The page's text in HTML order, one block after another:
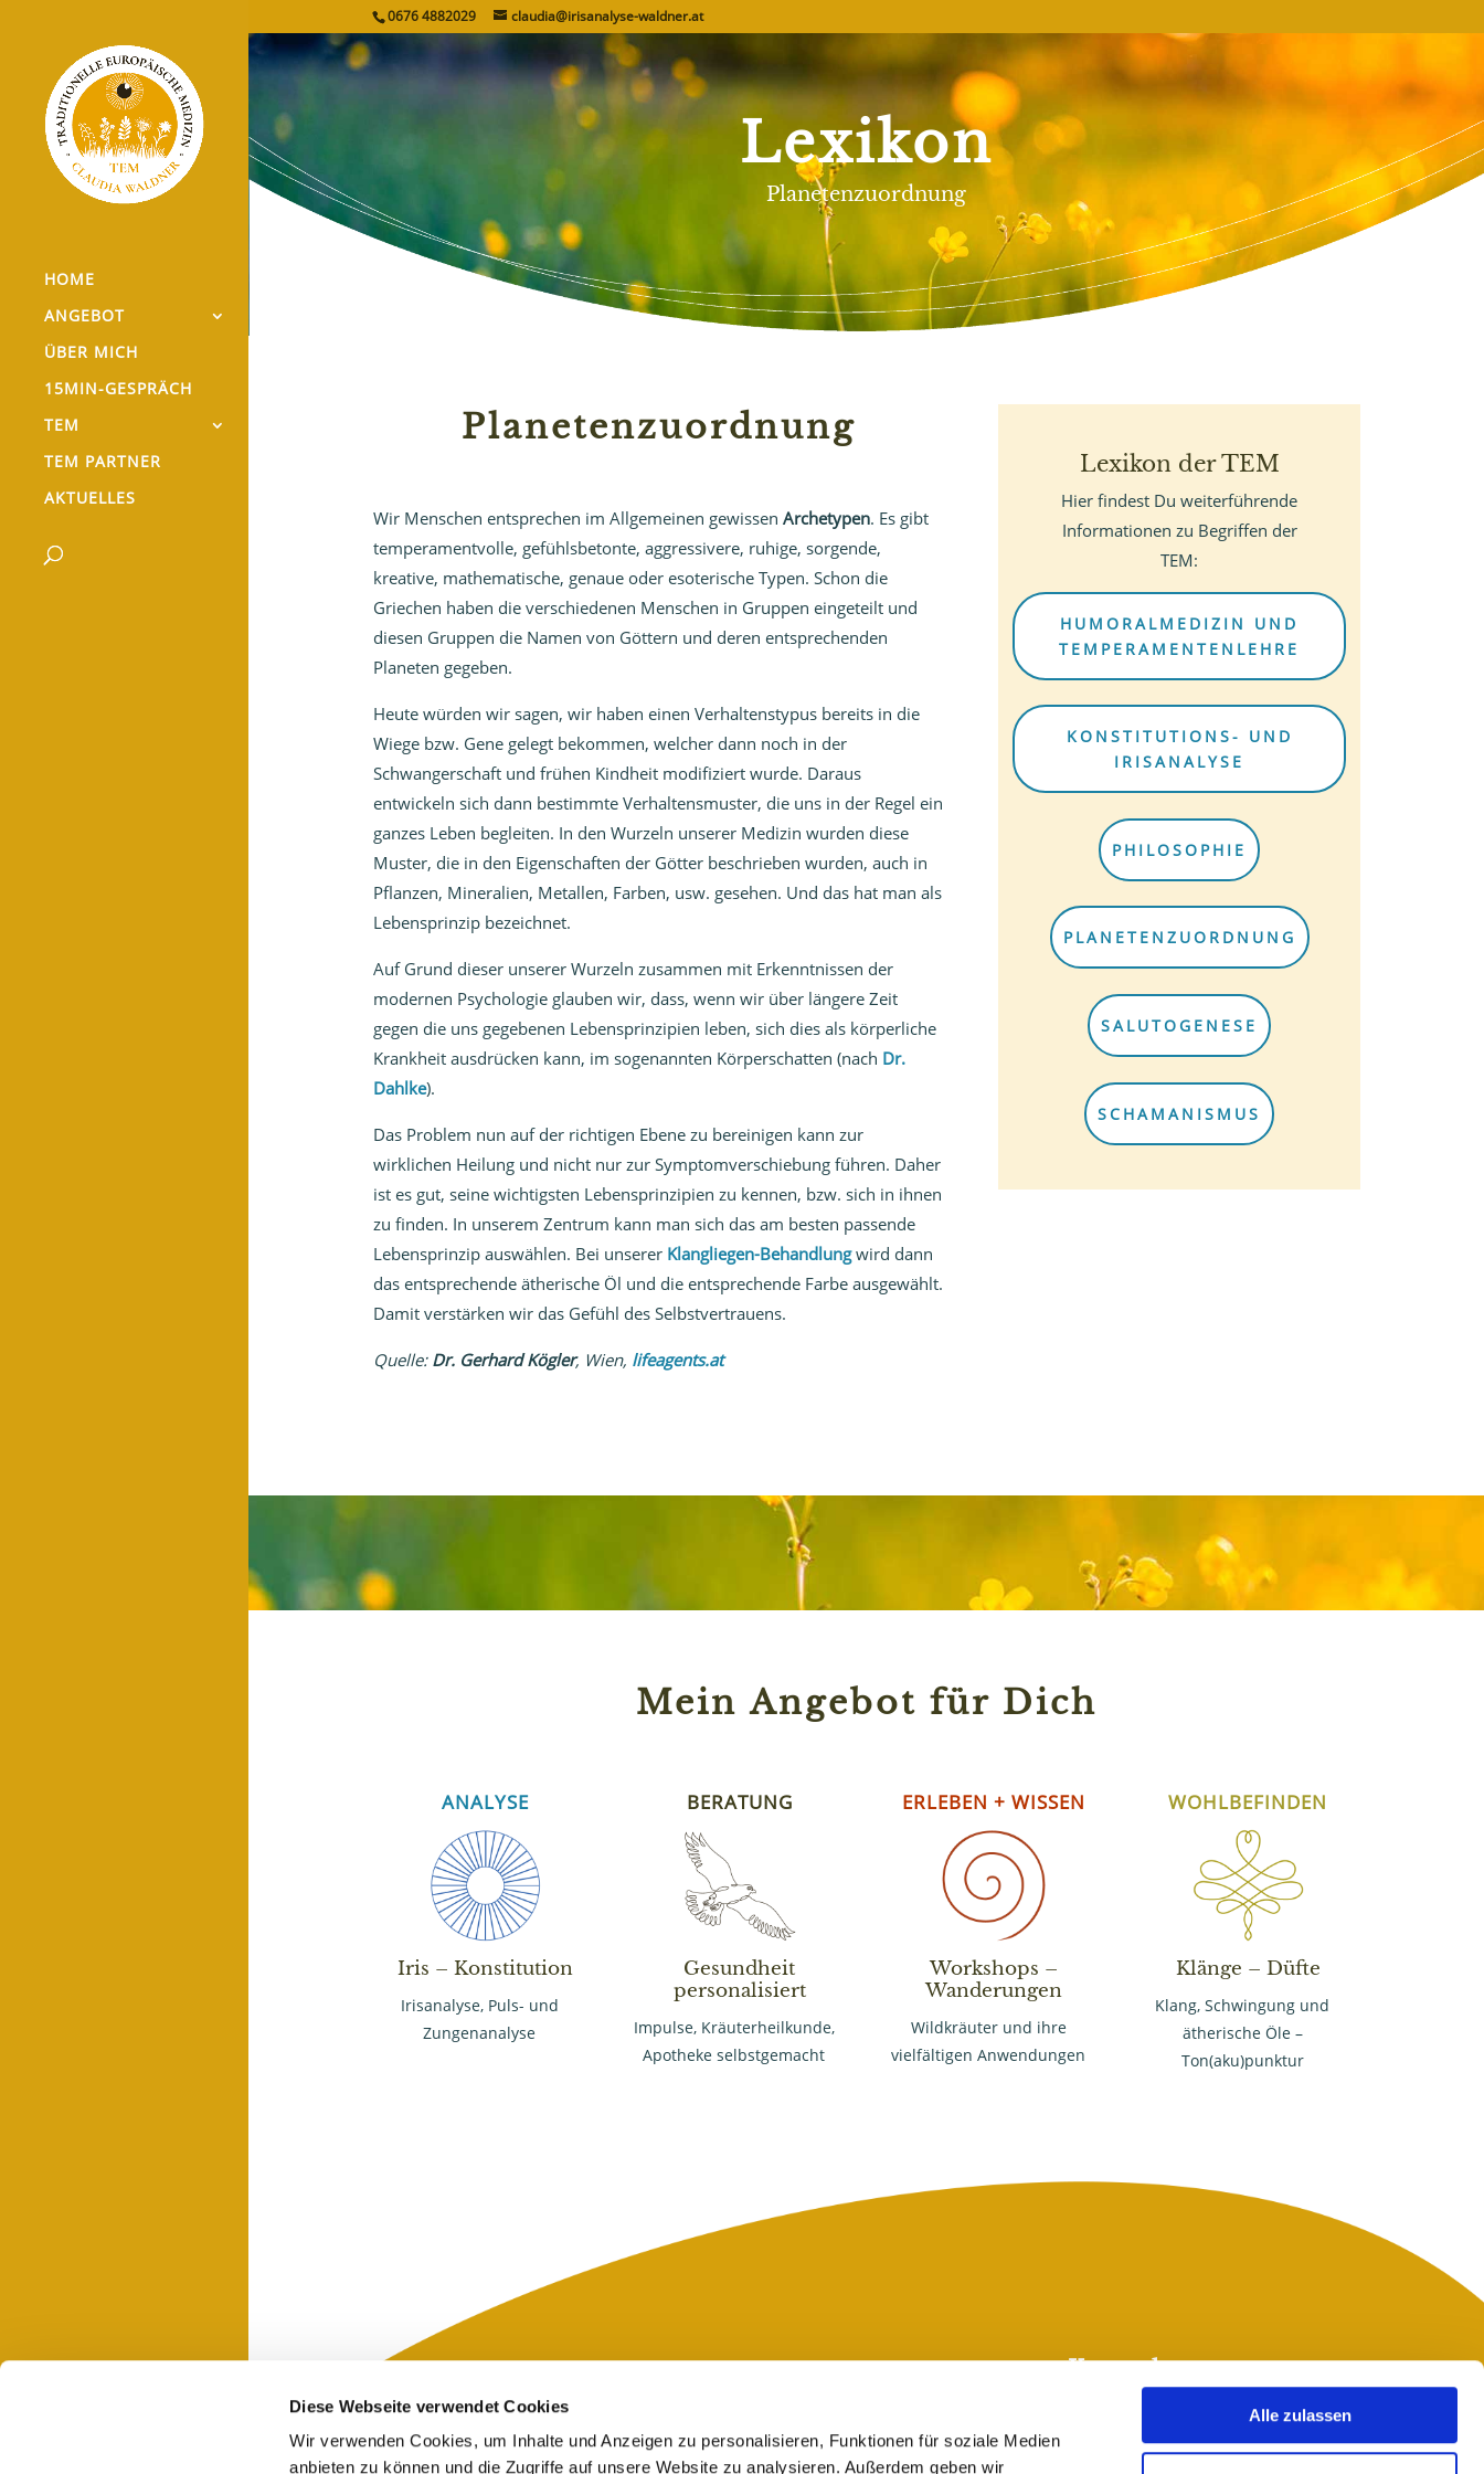
Diese Webseite verwendet Cookies
Wir verwenden Cookies, um Inhalte und Anzeigen zu personalisieren, Funktionen für soziale Medien
anbieten zu können und die Zugriffe auf unsere Website zu analysieren. Außerdem geben wir
Alle zulassen
0676 4882029 claudia@irisanalyse-waldner.at
HOME
ANGEBOT
ÜBER MICH
15MIN-GESPRÄCH
TEM
TEM PARTNER
AKTUELLES
Lexikon
Planetenzuordnung
Planetenzuordnung
Wir Menschen entsprechen im Allgemeinen gewissen Archetypen. Es gibt
temperamentvolle, gefühlsbetonte, aggressivere, ruhige, sorgende,
kreative, mathematische, genaue oder esoterische Typen. Schon die
Griechen haben die verschiedenen Menschen in Gruppen eingeteilt und
diesen Gruppen die Namen von Göttern und deren entsprechenden
Planeten gegeben.
Heute würden wir sagen, wir haben einen Verhaltenstypus bereits in die
Wiege bzw. Gene gelegt bekommen, welcher dann noch in der
Schwangerschaft und frühen Kindheit modifiziert wurde. Daraus
entwickeln sich dann bestimmte Verhaltensmuster, die uns in der Regel ein
ganzes Leben begleiten. In den Wurzeln unserer Medizin wurden diese
Muster, die in den Eigenschaften der Götter beschrieben wurden, auch in
Pflanzen, Mineralien, Metallen, Farben, usw. gesehen. Und das hat man als
Lebensprinzip bezeichnet.
Auf Grund dieser unserer Wurzeln zusammen mit Erkenntnissen der
modernen Psychologie glauben wir, dass, wenn wir über längere Zeit
gegen die uns gegebenen Lebensprinzipien leben, sich dies als körperliche
Krankheit ausdrücken kann, im sogenannten Körperschatten (nach Dr.
Dahlke).
Das Problem nun auf der richtigen Ebene zu bereinigen kann zur
wirklichen Heilung und nicht nur zur Symptomverschiebung führen. Daher
ist es gut, seine wichtigsten Lebensprinzipien zu kennen, bzw. sich in ihnen
zu finden. In unserem Zentrum kann man sich das am besten passende
Lebensprinzip auswählen. Bei unserer Klangliegen-Behandlungwird dann
das entsprechende ätherische Öl und die entsprechende Farbe ausgewählt.
Damit verstärken wir das Gefühl des Selbstvertrauens.
Quelle: Dr. Gerhard Kögler, Wien, lifeagents.at
Lexikon der TEM
Hier findest Du weiterführende
Informationen zu Begriffen der
TEM:
HUMORALMEDIZIN UND
TEMPERAMENTENLEHRE
KONSTITUTIONS- UND
IRISANALYSE
PHILOSOPHIE
PLANETENZUORDNUNG
SALUTOGENESE
SCHAMANISMUS
Mein Angebot für Dich
ANALYSE
Iris – Konstitution
Irisanalyse, Puls- und
Zungenanalyse
BERATUNG
Gesundheit
personalisiert
Impulse, Kräuterheilkunde,
Apotheke selbstgemacht
ERLEBEN + WISSEN
Workshops –
Wanderungen
Wildkräuter und ihre
vielfältigen Anwendungen
WOHLBEFINDEN
Klänge – Düfte
Klang, Schwingung und
ätherische Öle –
Ton(aku)punktur
Kontakt
claudia@irisanalyse-waldner.at